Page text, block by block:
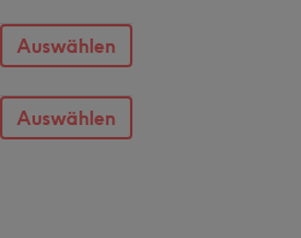
Auswählen
Auswählen